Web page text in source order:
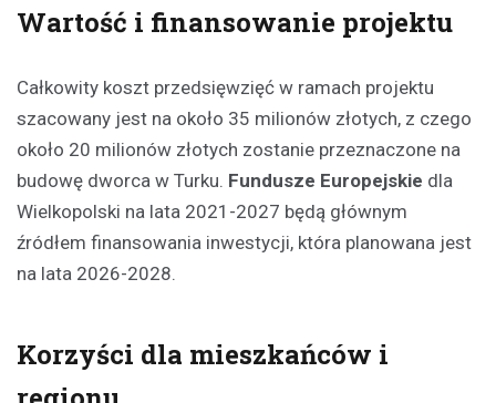
Wartość i finansowanie projektu
Całkowity koszt przedsięwzięć w ramach projektu
szacowany jest na około 35 milionów złotych, z czego
około 20 milionów złotych zostanie przeznaczone na
budowę dworca w Turku. Fundusze Europejskie dla
Wielkopolski na lata 2021-2027 będą głównym
źródłem finansowania inwestycji, która planowana jest
na lata 2026-2028.
Korzyści dla mieszkańców i